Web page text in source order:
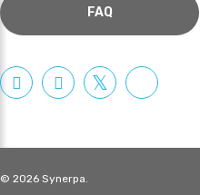
FAQ
© 2026 Synerpa.